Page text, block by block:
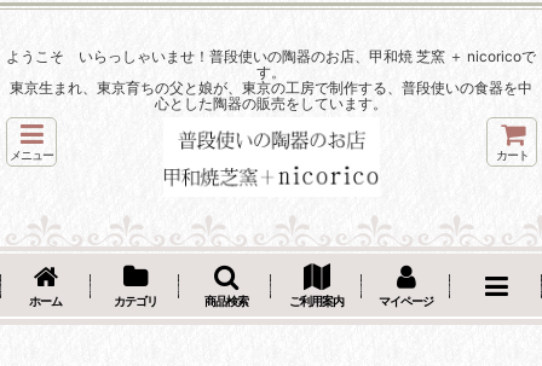
ようこそ いらっしゃいませ！普段使いの陶器のお店、甲和焼 芝窯 ＋ nicoricoで
す。
東京生まれ、東京育ちの父と娘が、東京の工房で制作する、普段使いの食器を中
心とした陶器の販売をしています。
メニュー カート
ホーム カテゴリ 商品検索 ご利用案内 マイページ